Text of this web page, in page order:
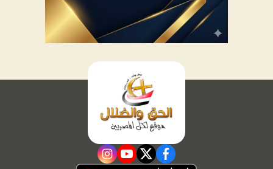
facebook
twitter
youtube
instagram